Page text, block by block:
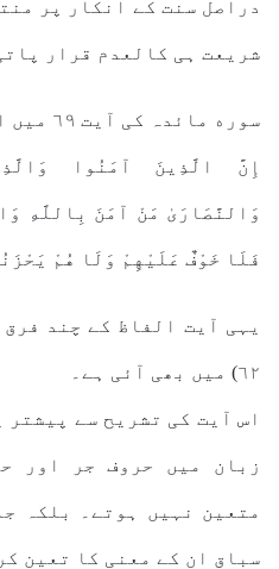
دراصل سنت کے انکار پر
شریعت ہی کالعدم قرار
سوره مائدہ کی آیت ٦٩ میں ارشاد ہوتا ہے:
إِنَّ الَّذِينَ آمَنُوا
وَالنَّصَارَىٰ مَنْ آمَنَ بِاللَّهِ
فَلَا خَوْفٌ عَلَيْهِمْ وَلَا هُمْ يَحْزَنُونَ
یہی آیت الفاظ کے چند
٦٢) میں بھی آئی ہے۔
اس آیت کی تشریح سے پیشتر
زبان میں حروف جر اور
متعین نہیں ہوتے۔ بلکہ
سباق ان کے معنی کا تعین